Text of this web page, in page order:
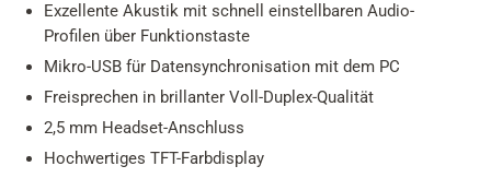
Exzellente Akustik mit schnell einstellbaren Audio-
Profilen über Funktionstaste
Mikro-USB für Datensynchronisation mit dem PC
Freisprechen in brillanter Voll-Duplex-Qualität
2,5 mm Headset-Anschluss
Hochwertiges TFT-Farbdisplay